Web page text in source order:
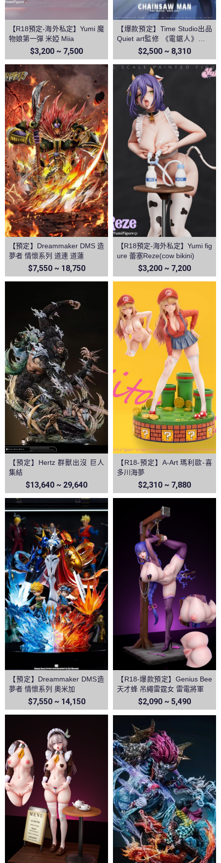
【R18預定-海外私定】Yumi 魔
物娘第一彈 米婭 Miia
$3,200 ~ 7,500
【爆款預定】Time Studio出品
Quiet art監修 《電鋸人》蕾塞
篇－蕾塞$2,500 ~ 8,310
【預定】Dreammaker DMS 造
夢者 情懷系列 道連 道蓮
$7,550 ~ 18,750
【R18預定-海外私定】Yumi fig
ure 蕾塞Reze(cow bikini)
$3,200 ~ 7,200
【預定】Hertz 群獸出沒 巨人
集結
$13,640 ~ 29,640
【R18-預定】A-Art 瑪利歐-喜
多川海夢
$2,310 ~ 7,880
【預定】Dreammaker DMS造
夢者 情懷系列 奧米加
$7,550 ~ 14,150
【R18-爆款預定】Genius Bee
天才蜂 吊繩雷霆女 雷電將軍
$2,090 ~ 5,490